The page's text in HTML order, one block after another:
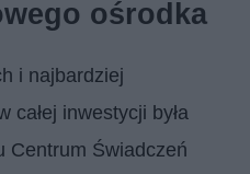
ośrodka
i najbardziej
całej inwestycji była
Centrum Świadczeń